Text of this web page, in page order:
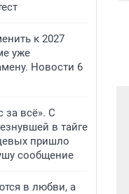
к 2027
уже
Новости 6
за всё». С
в тайге
пришло
сообщение
в любви, а